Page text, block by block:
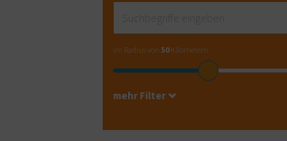
im Radius von 50Kilometern
mehr Filter